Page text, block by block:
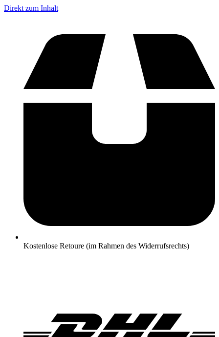
Direkt zum Inhalt
Kostenlose Retoure (im Rahmen des Widerrufsrechts)